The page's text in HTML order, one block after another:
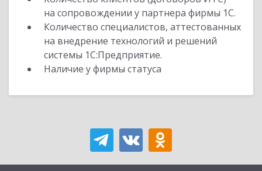
на сопровождении у партнера фирмы 1С.
Количество специалистов, аттестованных
на внедрение технологий и решений
системы 1С:Предприятие.
Наличие у фирмы статуса